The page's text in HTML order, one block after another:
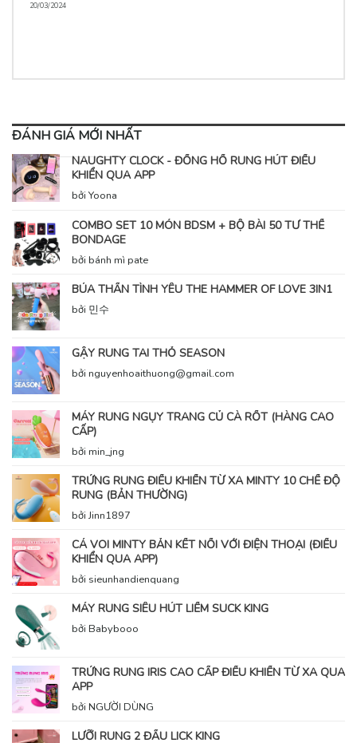
20/03/2024
ĐÁNH GIÁ MỚI NHẤT
NAUGHTY CLOCK - ĐỒNG HỒ RUNG HÚT ĐIỀU
KHIỂN QUA APP
bởi Yoona
COMBO SET 10 MÓN BDSM + BỘ BÀI 50 TƯ THẾ
BONDAGE
bởi bánh mì pate
BÚA THẦN TÌNH YÊU THE HAMMER OF LOVE 3IN1
bởi 민수
GẬY RUNG TAI THỎ SEASON
bởi nguyenhoaithuong@gmail.com
MÁY RUNG NGỤY TRANG CỦ CÀ RỐT (HÀNG CAO
CẤP)
bởi min_jng
TRỨNG RUNG ĐIỀU KHIỂN TỪ XA MINTY 10 CHẾ ĐỘ
RUNG (BẢN THƯỜNG)
bởi Jinn1897
CÁ VOI MINTY BẢN KẾT NỐI VỚI ĐIỆN THOẠI (ĐIỀU
KHIỂN QUA APP)
bởi sieunhandienquang
MÁY RUNG SIÊU HÚT LIẾM SUCK KING
bởi Babybooo
TRỨNG RUNG IRIS CAO CẤP ĐIỀU KHIỂN TỪ XA QUA
APP
bởi NGƯỜI DÙNG
LƯỠI RUNG 2 ĐẦU LICK KING